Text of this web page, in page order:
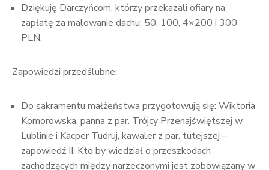
Dziękuję Darczyńcom, którzy przekazali ofiary na
zapłatę za malowanie dachu: 50, 100, 4×200 i 300
PLN.
Zapowiedzi przedślubne:
Do sakramentu małżeństwa przygotowują się: Wiktoria
Komorowska, panna z par. Trójcy Przenajświętszej w
Lublinie i Kacper Tudruj, kawaler z par. tutejszej –
zapowiedź II. Kto by wiedział o przeszkodach
zachodzących między narzeczonymi jest zobowiązany w